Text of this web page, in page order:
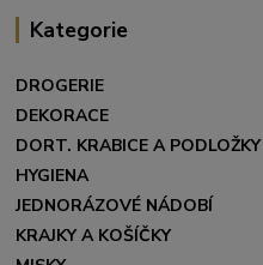
Kategorie
DROGERIE
DEKORACE
DORT. KRABICE A PODLOŽKY
HYGIENA
JEDNORÁZOVÉ NÁDOBÍ
KRAJKY A KOŠÍČKY